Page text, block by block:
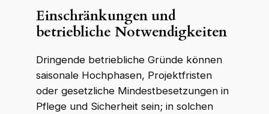
Einschränkungen und
betriebliche Notwendigkeiten
Dringende betriebliche Gründe können
saisonale Hochphasen, Projektfristen
oder gesetzliche Mindestbesetzungen in
Pflege und Sicherheit sein; in solchen